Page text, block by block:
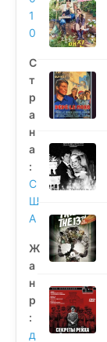
1
0
С
т
р
а
н
а
:
С
Ш
А
Ж
а
н
р
:
д